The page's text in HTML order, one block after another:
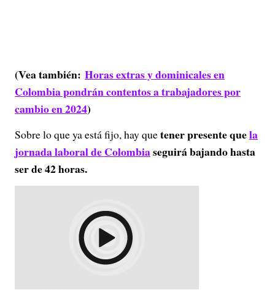
(Vea también: Horas extras y dominicales en
Colombia pondrán contentos a trabajadores por
cambio en 2024)
Sobre lo que ya está fijo, hay quetener presente quela
jornada laboral de Colombiaseguirá bajando hasta
ser de 42 horas.